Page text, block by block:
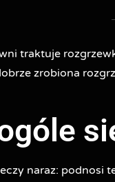
traktuje
zrobiona
naraz: podnosi